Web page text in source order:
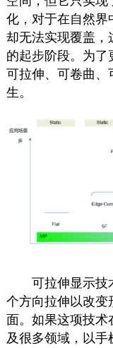
化，对于在自然界
却无法实现覆盖，
的起步阶段。为了
可拉伸、可卷曲、
生。
可拉伸显示技
个方向拉伸以改变
面。如果这项技术
及很多领域，以